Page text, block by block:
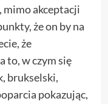
mimo akceptacji
że on by na
że
to, w czym się
brukselski,
pokazując,